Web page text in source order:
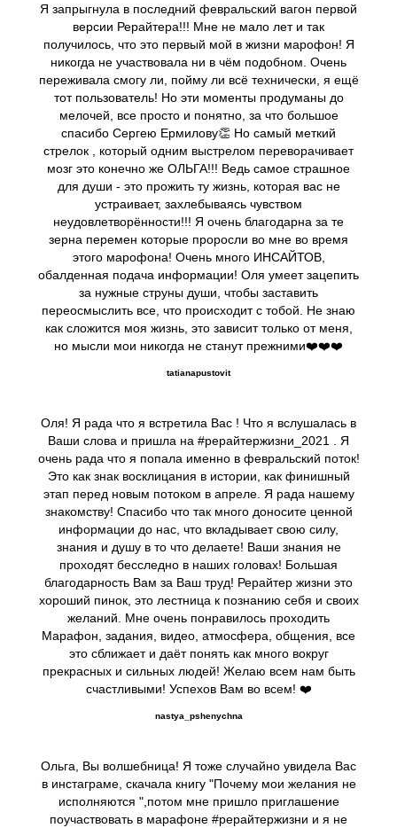
Я запрыгнула в последний февральский вагон первой
версии Рерайтера!!! Мне не мало лет и так
получилось, что это первый мой в жизни марофон! Я
никогда не участвовала ни в чём подобном. Очень
переживала смогу ли, пойму ли всё технически, я ещё
тот пользователь! Но эти моменты продуманы до
мелочей, все просто и понятно, за что большое
спасибо Сергею Ермилову👏 Но самый меткий
стрелок , который одним выстрелом переворачивает
мозг это конечно же ОЛЬГА!!! Ведь самое страшное
для души - это прожить ту жизнь, которая вас не
устраивает, захлебываясь чувством
неудовлетворённости!!! Я очень благодарна за те
зерна перемен которые проросли во мне во время
этого марофона! Очень много ИНСАЙТОВ,
обалденная подача информации! Оля умеет зацепить
за нужные струны души, чтобы заставить
переосмыслить все, что происходит с тобой. Не знаю
как сложится моя жизнь, это зависит только от меня,
но мысли мои никогда не станут прежними❤️❤️❤️
tatianapustovit
Оля! Я рада что я встретила Вас ! Что я вслушалась в
Ваши слова и пришла на #рерайтержизни_2021 . Я
очень рада что я попала именно в февральский поток!
Это как знак восклицания в истории, как финишный
этап перед новым потоком в апреле. Я рада нашему
знакомству! Спасибо что так много доносите ценной
информации до нас, что вкладывает свою силу,
знания и душу в то что делаете! Ваши знания не
проходят бесследно в наших головах! Большая
благодарность Вам за Ваш труд! Рерайтер жизни это
хороший пинок, это лестница к познанию себя и своих
желаний. Мне очень понравилось проходить
Марафон, задания, видео, атмосфера, общения, все
это сближает и даёт понять как много вокруг
прекрасных и сильных людей! Желаю всем нам быть
счастливыми! Успехов Вам во всем! ❤️
nastya_pshenychna
Ольга, Вы волшебница! Я тоже случайно увидела Вас
в инстаграме, скачала книгу "Почему мои желания не
исполняются ",потом мне пришло приглашение
поучаствовать в марафоне #рерайтержизни и я не